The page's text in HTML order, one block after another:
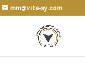
mm@vita-sy.com